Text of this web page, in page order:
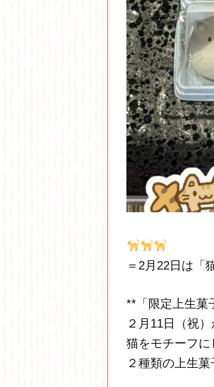
＝2月22日は「
**「限定上生菓
２月11日（祝）
猫をモチーフに
２種類の上生菓